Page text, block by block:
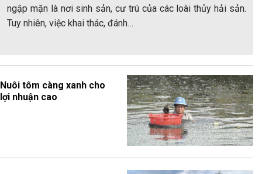
ngập mặn là nơi sinh sản, cư trú của các loài thủy hải sản.
Tuy nhiên, việc khai thác, đánh…
Nuôi tôm càng xanh cho
lợi nhuận cao